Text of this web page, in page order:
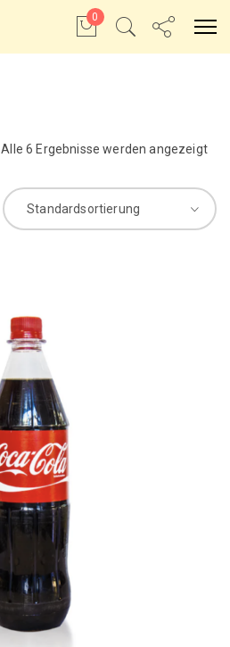
0
Alle 6 Ergebnisse werden angezeigt
Standardsortierung